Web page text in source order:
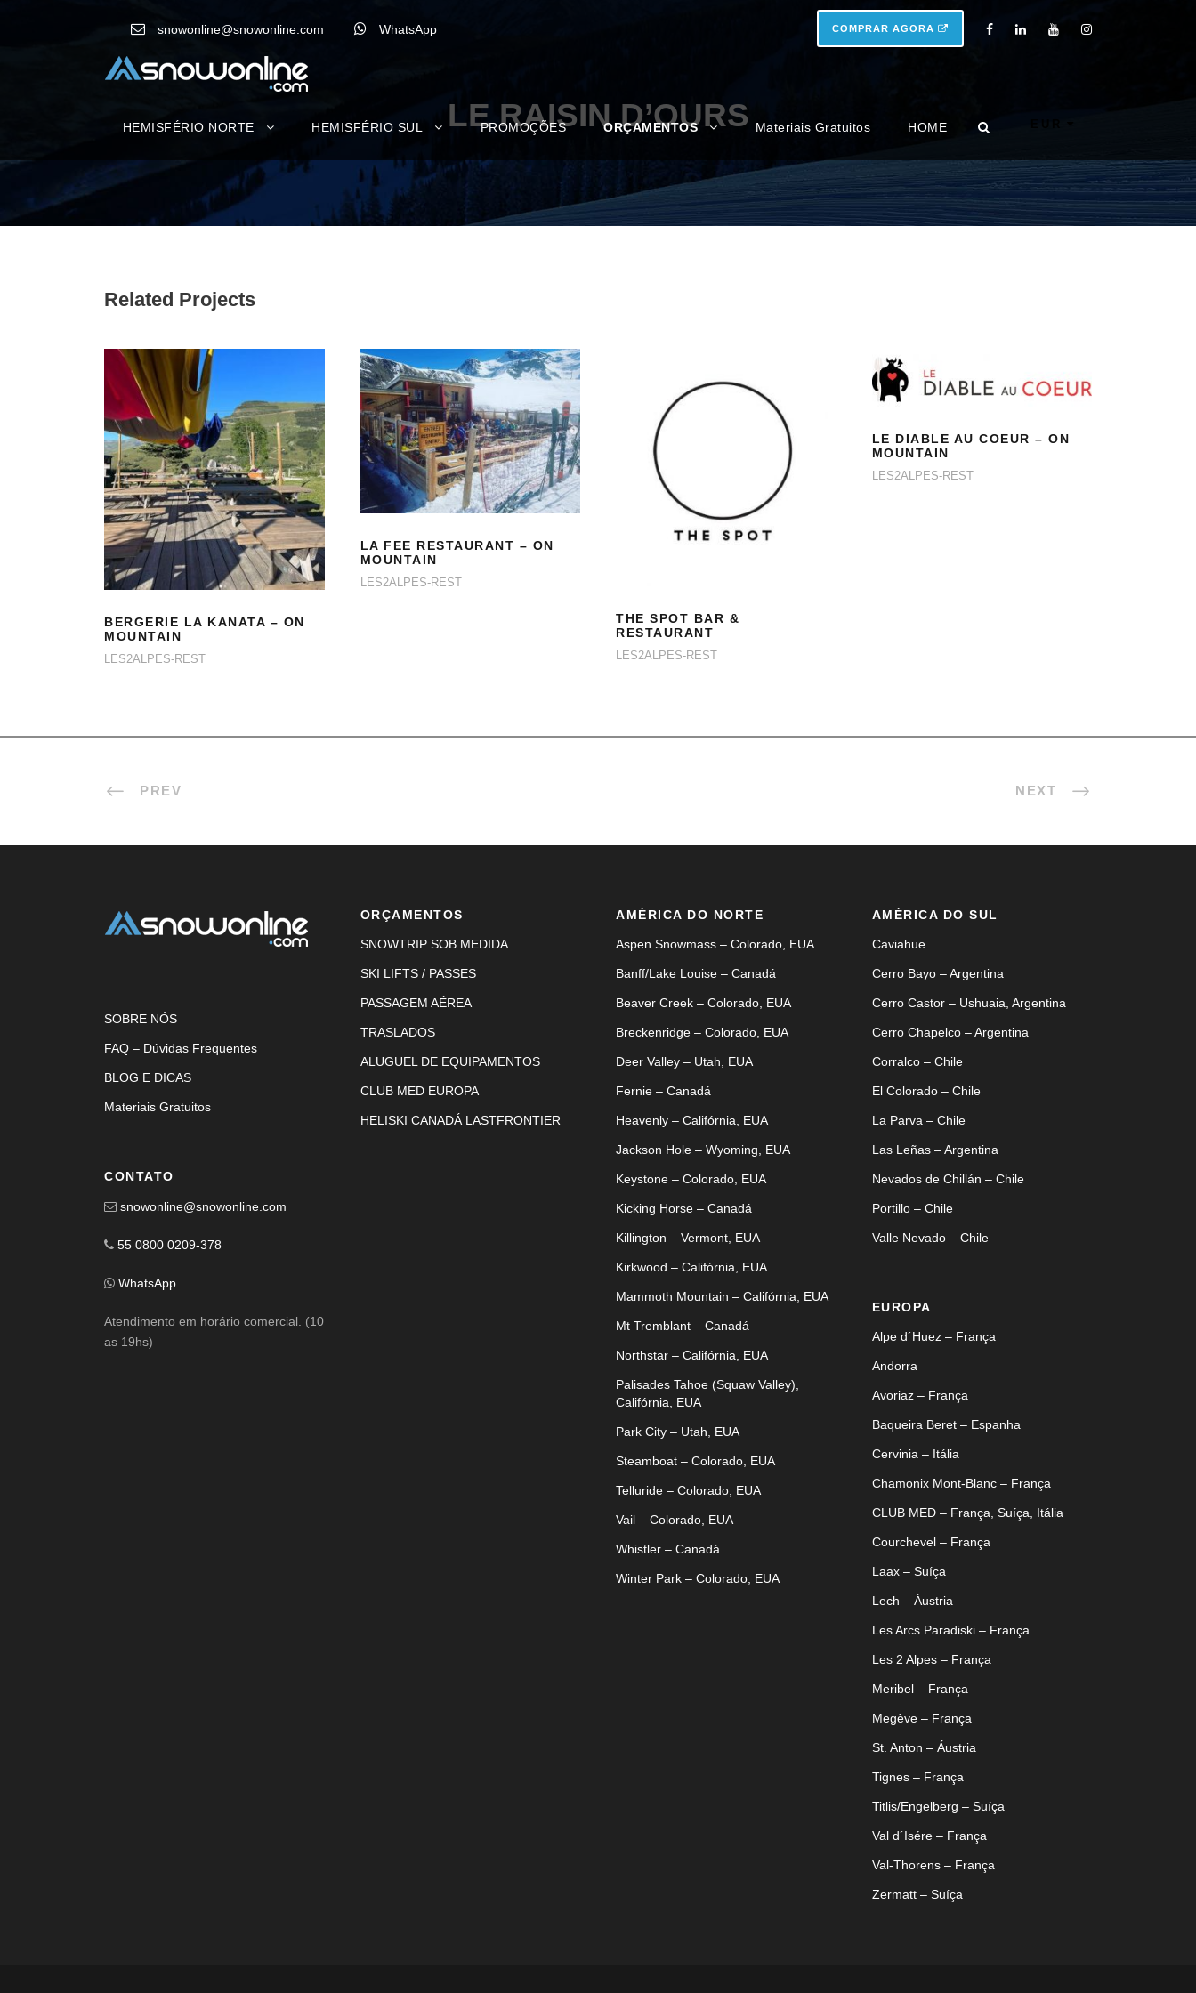
snowonline@snowonline.com WhatsApp COMPRAR AGORA
HEMISFÉRIO NORTE HEMISFÉRIO SUL PROMOÇÕES ORÇAMENTOS Materiais Gratuitos HOME
LE RAISIN D’OURS
Related Projects
BERGERIE LA
KANATA – ON
MOUNTAIN
BERGERIE LA KANATA – ON
MOUNTAIN
LES2ALPES-REST
LA FEE
RESTAURANT – ON
MOUNTAIN
LA FEE RESTAURANT – ON
MOUNTAIN
LES2ALPES-REST
THE SPOT BAR &
RESTAURANT
THE SPOT BAR &
RESTAURANT
LES2ALPES-REST
COEUR – ON
LE DIABLE AU COEUR – ON
MOUNTAIN
LES2ALPES-REST
PREV NEXT
SOBRE NÓS
FAQ – Dúvidas Frequentes
BLOG E DICAS
Materiais Gratuitos
CONTATO
snowonline@snowonline.com
55 0800 0209-378
WhatsApp
Atendimento em horário comercial. (10
as 19hs)
ORÇAMENTOS
SNOWTRIP SOB MEDIDA
SKI LIFTS / PASSES
PASSAGEM AÉREA
TRASLADOS
ALUGUEL DE EQUIPAMENTOS
CLUB MED EUROPA
HELISKI CANADÁ LASTFRONTIER
AMÉRICA DO NORTE
Aspen Snowmass – Colorado, EUA
Banff/Lake Louise – Canadá
Beaver Creek – Colorado, EUA
Breckenridge – Colorado, EUA
Deer Valley – Utah, EUA
Fernie – Canadá
Heavenly – Califórnia, EUA
Jackson Hole – Wyoming, EUA
Keystone – Colorado, EUA
Kicking Horse – Canadá
Killington – Vermont, EUA
Kirkwood – Califórnia, EUA
Mammoth Mountain – Califórnia, EUA
Mt Tremblant – Canadá
Northstar – Califórnia, EUA
Palisades Tahoe (Squaw Valley),
Califórnia, EUA
Park City – Utah, EUA
Steamboat – Colorado, EUA
Telluride – Colorado, EUA
Vail – Colorado, EUA
Whistler – Canadá
Winter Park – Colorado, EUA
AMÉRICA DO SUL
Caviahue
Cerro Bayo – Argentina
Cerro Castor – Ushuaia, Argentina
Cerro Chapelco – Argentina
Corralco – Chile
El Colorado – Chile
La Parva – Chile
Las Leñas – Argentina
Nevados de Chillán – Chile
Portillo – Chile
Valle Nevado – Chile
EUROPA
Alpe d´Huez – França
Andorra
Avoriaz – França
Baqueira Beret – Espanha
Cervinia – Itália
Chamonix Mont-Blanc – França
CLUB MED – França, Suíça, Itália
Courchevel – França
Laax – Suíça
Lech – Áustria
Les Arcs Paradiski – França
Les 2 Alpes – França
Meribel – França
Megève – França
St. Anton – Áustria
Tignes – França
Titlis/Engelberg – Suíça
Val d´Isére – França
Val-Thorens – França
Zermatt – Suíça